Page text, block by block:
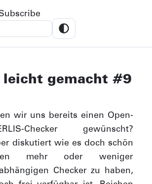
gemacht #9
wir uns bereits einen Open-
Checker gewünscht?
diskutiert wie es doch schön
mehr oder weniger
Checker zu haben,